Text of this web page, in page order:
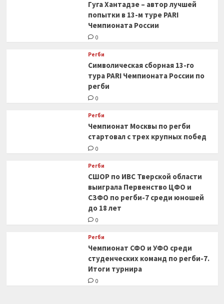
Гуга Хантадзе – автор лучшей
попытки в 13-м туре PARI
Чемпионата России
0
Регби
Символическая сборная 13-го
тура PARI Чемпионата России по
регби
0
Регби
Чемпионат Москвы по регби
стартовал с трех крупных побед
0
Регби
СШОР по ИВС Тверской области
выиграла Первенство ЦФО и
СЗФО по регби-7 среди юношей
до 18 лет
0
Регби
Чемпионат СФО и УФО среди
студенческих команд по регби-7.
Итоги турнира
0